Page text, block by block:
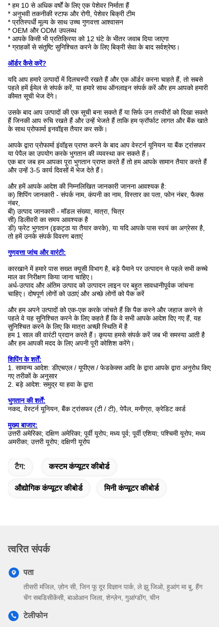
* हम 10 से अधिक वर्षों के लिए एक पेशेवर निर्माता हैं
* अनुभवी तकनीकी स्टाफ और रोगी, पेशेवर बिक्री टीम
* प्रतिस्पर्धी मूल्य के साथ उच्च गुणवत्ता आश्वासन
* OEM और ODM उपलब्ध
* आपके किसी भी प्रतिक्रिया को 12 घंटे के भीतर जवाब दिया जाएगा
* ग्राहकों से संतुष्टि सुनिश्चित करने के लिए बिक्री सेवा के बाद सर्वश्रेष्ठ।
ऑर्डर कैसे करें?
यदि आप हमारे उत्पादों में दिलचस्पी रखते हैं और एक ऑर्डर करना चाहते हैं, तो सबसे
पहले हमें ईमेल से संपर्क करें, या हमारे साथ ऑनलाइन संपर्क करें और हम आपको हमारी
कीमत सूची भेज देंगे।
उसके बाद आप उत्पादों की एक सूची बना सकते हैं या सिर्फ उन तस्वीरों को दिखा सकते
हैं जिनकी आप रुचि रखते हैं और उन्हें भेजते हैं ताकि हम फ्रॉर्फाट लागत और बैंक खाते
के साथ प्रोफार्मा इनवॉइस तैयार कर सकें।
आपके द्वारा प्रोफार्मा इंवॉइस प्राप्त करने के बाद आप वेस्टर्न यूनियन या बैंक ट्रांसफर
या पेपैल का उपयोग करके भुगतान की व्यवस्था कर सकते हैं।
एक बार जब हम आपका पूरा भुगतान प्राप्त करते हैं तो हम आपके सामान तैयार करते हैं
और उन्हें 3-5 कार्य दिवसों में भेज देते हैं।
और हमें आपके आदेश की निम्नलिखित जानकारी जानना आवश्यक है:
क) शिपिंग जानकारी - संपर्क नाम, कंपनी का नाम, विस्तार का पता, फोन नंबर, फैक्स
नंबर,
बी) उत्पाद जानकारी - मॉडल संख्या, मात्रा, चित्र
सी) डिलीवरी का समय आवश्यक है
डी) फ्रेट भुगतान (इकट्ठा या तैयार करके), या यदि आपके पास स्वयं का अग्रेसर है,
तो हमें उनके संपर्क विवरण बताएं
गुणवत्ता जांच और वारंटी:
कारखाने में हमारे पास सख्त क्यूसी विभाग है, बड़े पैमाने पर उत्पादन से पहले सभी कच्चे
माल का निरीक्षण किया जाना चाहिए।
अर्ध-उत्पाद और अंतिम उत्पाद को उत्पादन लाइन पर बहुत सावधानीपूर्वक जांचना
चाहिए। दोषपूर्ण लोगों को उठाएं और अच्छे लोगों को पैक करें
और हम अपने उत्पादों को एक-एक करके जांचते हैं कि पैक करने और जहाज करने से
पहले वे यह सुनिश्चित करने के लिए कहते हैं कि वे सभी आपके आदेश दिए गए हैं, यह
सुनिश्चित करने के लिए कि मात्रा अच्छी स्थिति में है
हम 1 साल की वारंटी प्रदान करते हैं। कृपया हमसे संपर्क करें जब भी समस्या आती है
और हम आपकी मदद के लिए अपनी पूरी कोशिश करेंगे।
शिपिंग के शर्तें:
1. सामान्य आदेश: डीएचएल / यूपीएस / फेडकेक्स आदि के द्वारा आपके द्वारा अनुरोध किए
गए तरीकों के अनुसार
2. बड़े आदेश: समुद्र या हवा के द्वारा
भुगतान की शर्तें:
नकद, वेस्टर्न यूनियन, बैंक ट्रांसफर (टी / टी), पेपैल, मनीग्रा, क्रेडिट कार्ड
मुख्य बाजार:
उत्तरी अमेरिका; दक्षिण अमेरिका; पूर्वी यूरोप; मध्य पूर्व; पूर्वी एशिया; पश्चिमी यूरोप; मध्य
अमरीका; उत्तरी यूरोप; दक्षिणी यूरोप
टैग: कस्टम कंप्यूटर कीबोर्ड
औद्योगिक कंप्यूटर कीबोर्ड मिनी कंप्यूटर कीबोर्ड
त्वरित संपर्क
पता
तीसरी मंजिल, ज़ोन सी, जिन फू दूर विज्ञान पार्क, ले झु जिओ, हुआंग मा बु, हैंग
चेंग सबडिसीकेंसी, बाओआन जिला, शेन्ज़ेन, गुआंग्डोंग, चीन
टेलीफोन